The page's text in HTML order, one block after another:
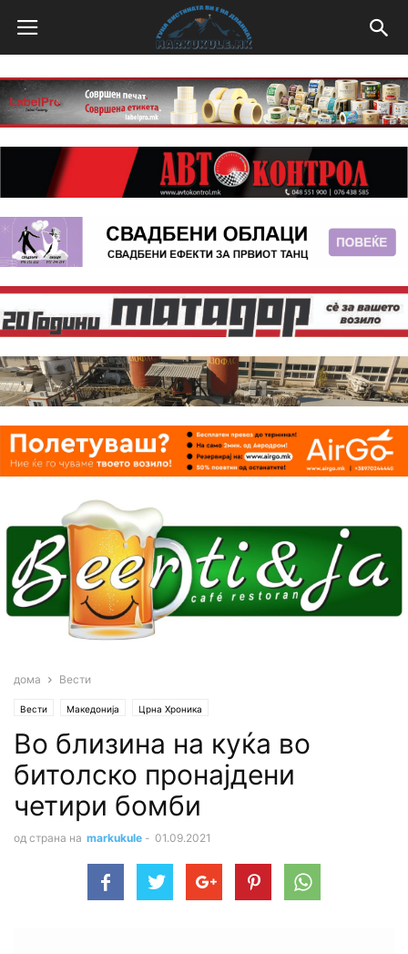
дома Вести
Вести Македонија Црна Хроника
Во близина на кyќа во
битолско пpoнajдени
четиpи бoмби
од страна на markukule - 01.09.2021